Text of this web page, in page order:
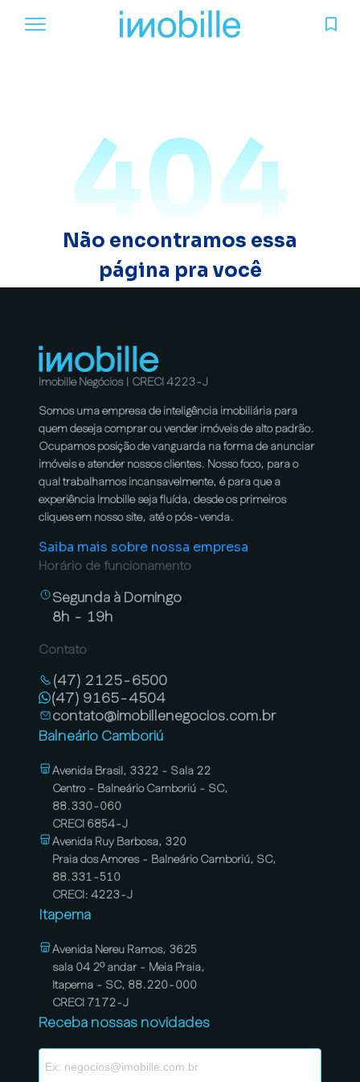
404
Não encontramos essa
página pra você
Imobille Negócios | CRECI 4223-J
Somos uma empresa de inteligência imobiliária para
quem deseja comprar ou vender imóveis de alto padrão.
Ocupamos posição de vanguarda na forma de anunciar
imóveis e atender nossos clientes. Nosso foco, para o
qual trabalhamos incansavelmente, é para que a
experiência Imobille seja fluída, desde os primeiros
cliques em nosso site, até o pós-venda.
Saiba mais sobre nossa empresa
Horário de funcionamento
Segunda à Domingo
8h - 19h
Contato
(47) 2125-6500
(47) 9165-4504
contato@imobillenegocios.com.br
Balneário Camboriú
Avenida Brasil, 3322 - Sala 22
Centro - Balneário Camboriú - SC,
88.330-060
CRECI 6854-J
Avenida Ruy Barbosa, 320
Praia dos Amores - Balneário Camboriú, SC,
88.331-510
CRECI: 4223-J
Itapema
Avenida Nereu Ramos, 3625
sala 04 2º andar - Meia Praia,
Itapema - SC, 88.220-000
CRECI 7172-J
Receba nossas novidades